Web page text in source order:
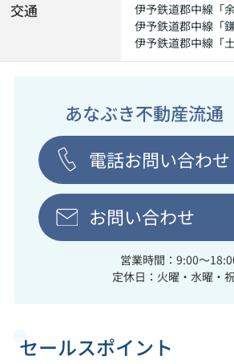
交通 伊予鉄道郡中線 「
伊予鉄道郡中線 「
伊予鉄道郡中線 「
あなぶき不動産流
電話お問い合わせ
お問い合わせ
営業時間：9:00～
定休日：火曜・水曜・
セールスポイント